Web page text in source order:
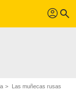
profil search
Las muñecas rusas